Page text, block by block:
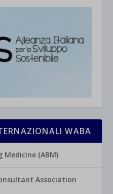
WABA
(ABM)
Association